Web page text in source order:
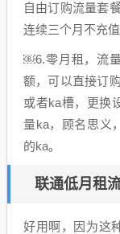
自由订购流量套
连续三个月不充
￼6.零月租，流
额，可以直接订
或者ka槽，更换
量ka，顾名思义
的ka。
联通低月租
好用啊，因为这